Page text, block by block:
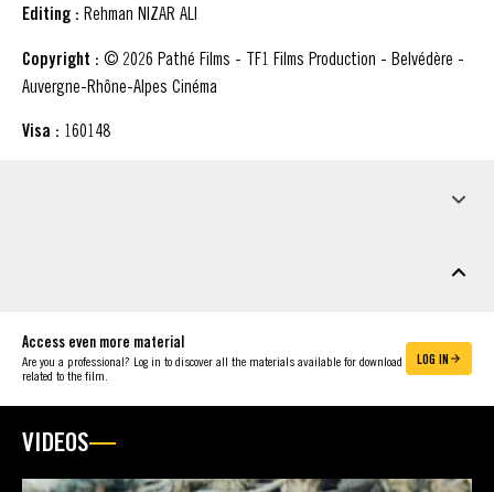
Editing : Rehman NIZAR ALI
Copyright : © 2026 Pathé Films - TF1 Films Production - Belvédère -
Auvergne-Rhône-Alpes Cinéma
Visa : 160148
Access even more material
Are you a professional? Log in to discover all the materials available for download
related to the film.
LOG IN
VIDEOS